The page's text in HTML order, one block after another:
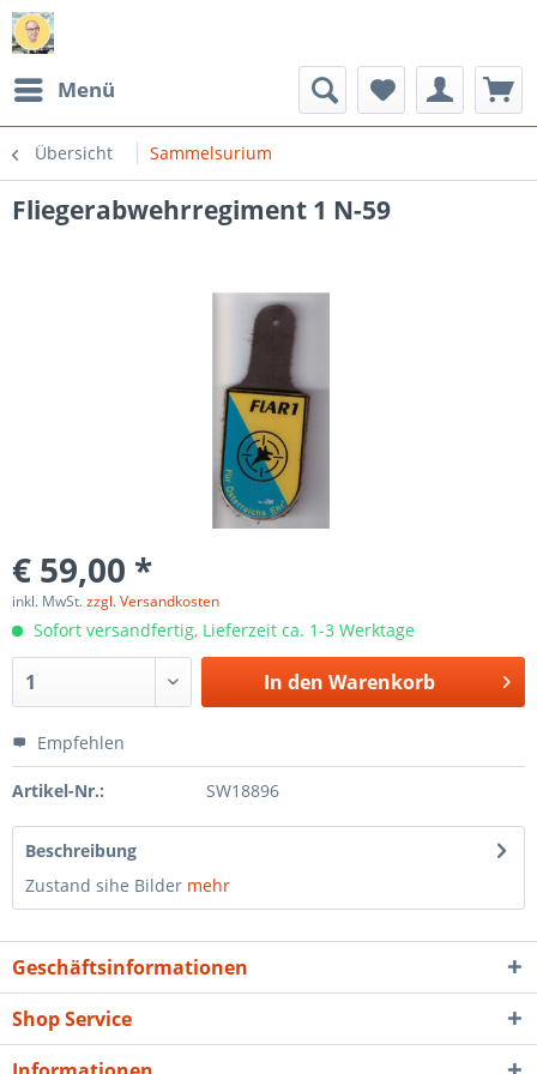
Menü
Übersicht Sammelsurium
Fliegerabwehrregiment 1 N-59
€ 59,00 *
inkl. MwSt.zzgl. Versandkosten
Sofort versandfertig, Lieferzeit ca. 1-3 Werktage
In den Warenkorb
Empfehlen
Artikel-Nr.: SW18896
Beschreibung
Zustand sihe Bilder mehr
Geschäftsinformationen
Shop Service